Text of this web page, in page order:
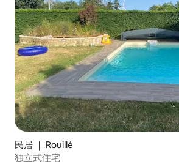
民居 ｜ Rouillé
独立式住宅